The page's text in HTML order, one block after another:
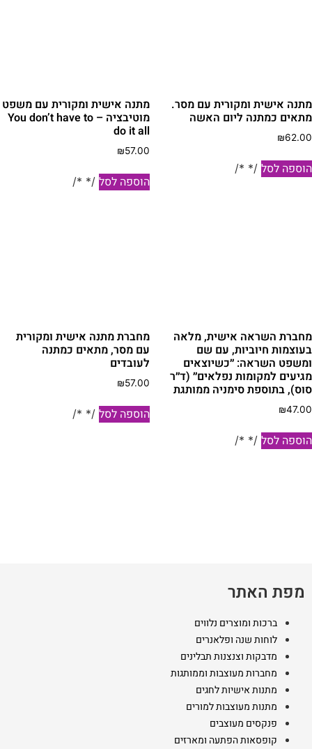
אישית ומקורית עם מסר.
כמתנה ליום האשה
₪
לסל /* */
מתנה אישית ומקורית עם משפט
מוטיבציה – You don’t have to
do it all
₪57.00
הוספה לסל /* */
השראה אישית, מלאה
חיוביות, עם שם
השראה: ״כשיוצאים
למקומות נפלאים״ (ד״ר
בתוספת סימניה ממותגת
₪
לסל /* */
מחברת מתנה אישית ומקורית
עם מסר, מתאים כמתנה
לעובדים
₪57.00
הוספה לסל /* */
מפת האתר
ברכות ומוצרים נלווים
לוחות שנה ופלאנרים
מדבקות וצנצנות תבלינים
מחברות מעוצבות וממותגות
מתנות אישיות לחגים
מתנות מעוצבות למורים
פנקסים מעוצבים
קופסאות הפתעה ומארזים